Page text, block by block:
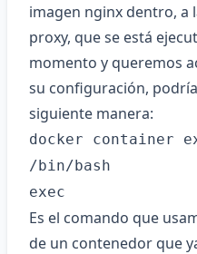
imagen nginx dentro, a
proxy, que se está
momento y queremos
su configuración,
siguiente manera:
docker container
/bin/bash
exec
Es el comando que
de un contenedor que